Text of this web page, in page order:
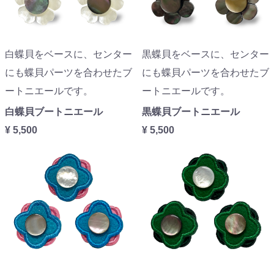
白蝶貝をベースに、センター
にも蝶貝パーツを合わせたブ
ートニエールです。
白蝶貝ブートニエール
¥ 5,500
黒蝶貝をベースに、センター
にも蝶貝パーツを合わせたブ
ートニエールです。
黒蝶貝ブートニエール
¥ 5,500